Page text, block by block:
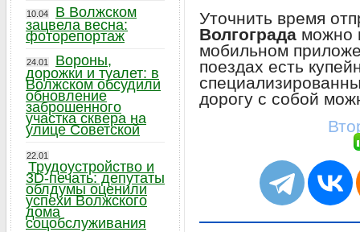
Уточнить время
Волгограда можно
мобильном
поездах есть
дорогу с собой
10.04
В Волжском
зацвела весна:
фоторепортаж
24.01
Вороны,
дорожки и туалет: в
Волжском обсудили
обновление
заброшенного
участка сквера на
улице Советской
22.01
Трудоустройство и
3D-печать: депутаты
облдумы оценили
успехи Волжского
дома
соцобслуживания